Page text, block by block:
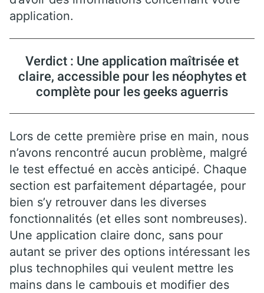
application.
Verdict : Une application maîtrisée et
claire, accessible pour les néophytes et
complète pour les geeks aguerris
Lors de cette première prise en main, nous
n’avons rencontré aucun problème, malgré
le test effectué en accès anticipé. Chaque
section est parfaitement départagée, pour
bien s’y retrouver dans les diverses
fonctionnalités (et elles sont nombreuses).
Une application claire donc, sans pour
autant se priver des options intéressant les
plus technophiles qui veulent mettre les
mains dans le cambouis et modifier des